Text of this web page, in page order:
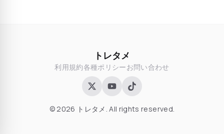
トレタメ
利用規約各種ポリシーお問い合わせ
© 2026 トレタメ. All rights reserved.